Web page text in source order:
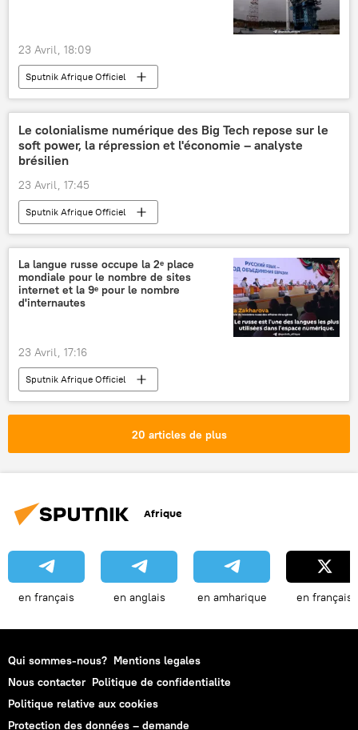
23 Avril, 18:09
Sputnik Afrique Officiel
Le colonialisme numérique des Big Tech repose sur le
soft power, la répression et l'économie – analyste
brésilien
23 Avril, 17:45
Sputnik Afrique Officiel
La langue russe occupe la 2ᵉ place
mondiale pour le nombre de sites
internet et la 9ᵉ pour le nombre
d'internautes
23 Avril, 17:16
Sputnik Afrique Officiel
20 articles de plus
Afrique
en français en anglais en amharique en français
Qui sommes-nous? Mentions legales
Nous contacter Politique de confidentialite
Politique relative aux cookies
Protection des données – demande